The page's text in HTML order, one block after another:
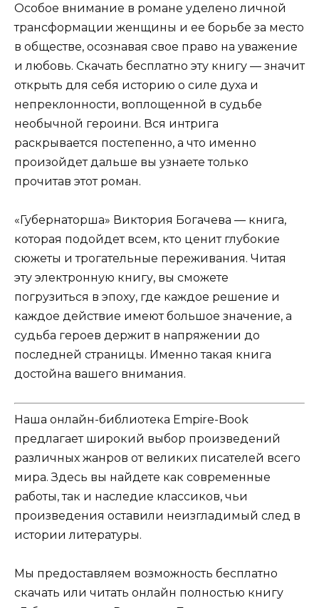
Особое внимание в романе уделено личной
трансформации женщины и ее борьбе за место
в обществе, осознавая свое право на уважение
и любовь. Скачать бесплатно эту книгу — значит
открыть для себя историю о силе духа и
непреклонности, воплощенной в судьбе
необычной героини. Вся интрига
раскрывается постепенно, а что именно
произойдет дальше вы узнаете только
прочитав этот роман.
«Губернаторша» Виктория Богачева — книга,
которая подойдет всем, кто ценит глубокие
сюжеты и трогательные переживания. Читая
эту электронную книгу, вы сможете
погрузиться в эпоху, где каждое решение и
каждое действие имеют большое значение, а
судьба героев держит в напряжении до
последней страницы. Именно такая книга
достойна вашего внимания.
Наша онлайн-библиотека Empire-Book
предлагает широкий выбор произведений
различных жанров от великих писателей всего
мира. Здесь вы найдете как современные
работы, так и наследие классиков, чьи
произведения оставили неизгладимый след в
истории литературы.
Мы предоставляем возможность бесплатно
скачать или читать онлайн полностью книгу